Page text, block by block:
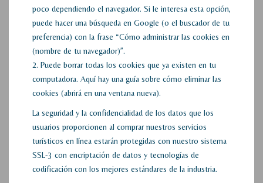
poco dependiendo el navegador. Si le interesa esta opción,
puede hacer una búsqueda en Google (o el buscador de tu
preferencia) con la frase “Cómo administrar las cookies en
(nombre de tu navegador)”.
2. Puede borrar todas los cookies que ya existen en tu
computadora. Aquí hay una guía sobre cómo eliminar las
cookies (abrirá en una ventana nueva).
La seguridad y la confidencialidad de los datos que los
usuarios proporcionen al comprar nuestros servicios
turísticos en línea estarán protegidas con nuestro sistema
SSL-3 con encriptación de datos y tecnologías de
codificación con los mejores estándares de la industria.